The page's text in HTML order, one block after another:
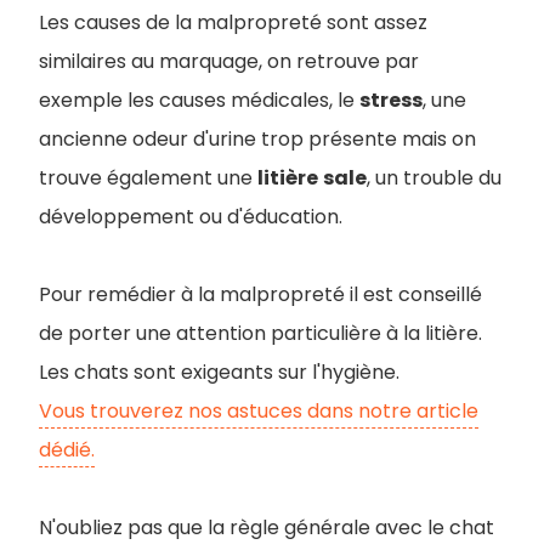
Les causes de la malpropreté sont assez
similaires au marquage, on retrouve par
exemple les causes médicales, lestress, une
ancienne odeur d'urine trop présente mais on
trouve également une litièresale, un trouble du
développement ou d'éducation.
Pour remédier à la malpropreté il est conseillé
de porter une attention particulière à la litière.
Les chats sont exigeants sur l'hygiène.
Vous trouverez nos astuces dans notre article
dédié.
N'oubliez pas que la règle générale avec le chat